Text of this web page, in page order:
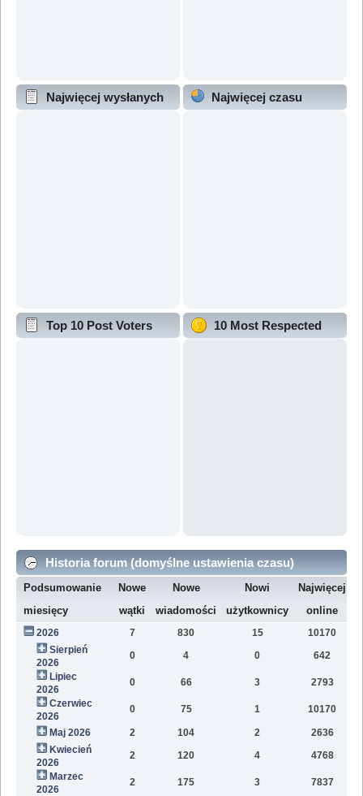
Najwięcej wysłanych
Najwięcej czasu
Top 10 Post Voters 10 Most Respected
Historia forum (domyślne ustawienia czasu)
Podsumowanie
miesięcy
Nowe
wątki
Nowe
wiadomości
Nowi
użytkownicy
Najwięcej
online
2026 7 830 15 10170
Sierpień
2026
0 4 0 642
Lipiec
2026
0 66 3 2793
Czerwiec
2026
0 75 1 10170
Maj 2026 2 104 2 2636
Kwiecień
2026
2 120 4 4768
Marzec
2026
2 175 3 7837